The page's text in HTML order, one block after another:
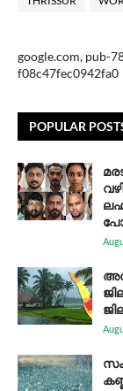
google.com, pub-
f08c47fec0942fa0
POPULAR